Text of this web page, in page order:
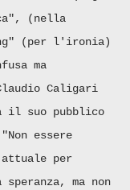
(nella
(per l'ironia)
ma
Caligari
il suo pubblico
essere
per
ma non